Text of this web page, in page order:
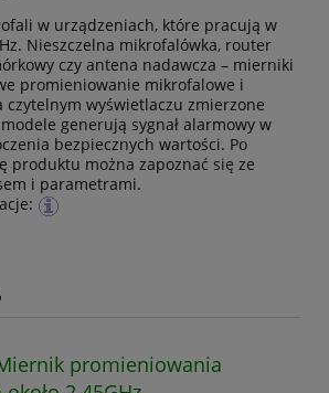
w urządzeniach, które pracują w
Nieszczelna mikrofalówka, router
czy antena nadawcza – mierniki
promieniowanie mikrofalowe i
czytelnym wyświetlaczu zmierzone
generują sygnał alarmowy w
bezpiecznych wartości. Po
produktu można zapoznać się ze
i parametrami.
promieniowania